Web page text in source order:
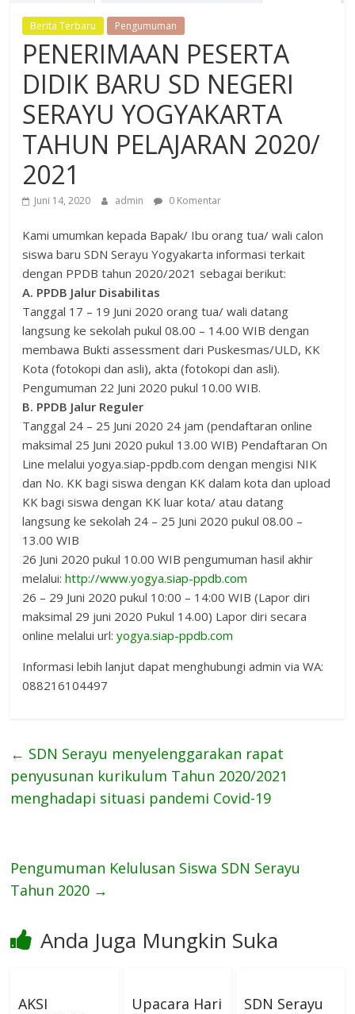
Berita Terbaru Pengumuman
PENERIMAAN PESERTA
DIDIK BARU SD NEGERI
SERAYU YOGYAKARTA
TAHUN PELAJARAN 2020/
2021
Juni 14, 2020 admin 0 Komentar
Kami umumkan kepada Bapak/ Ibu orang tua/ wali calon
siswa baru SDN Serayu Yogyakarta informasi terkait
dengan PPDB tahun 2020/2021 sebagai berikut:
A. PPDB Jalur Disabilitas
Tanggal 17 – 19 Juni 2020 orang tua/ wali datang
langsung ke sekolah pukul 08.00 – 14.00 WIB dengan
membawa Bukti assessment dari Puskesmas/ULD, KK
Kota (fotokopi dan asli), akta (fotokopi dan asli).
Pengumuman 22 Juni 2020 pukul 10.00 WIB.
B. PPDB Jalur Reguler
Tanggal 24 – 25 Juni 2020 24 jam (pendaftaran online
maksimal 25 Juni 2020 pukul 13.00 WIB) Pendaftaran On
Line melalui yogya.siap-ppdb.com dengan mengisi NIK
dan No. KK bagi siswa dengan KK dalam kota dan upload
KK bagi siswa dengan KK luar kota/ atau datang
langsung ke sekolah 24 – 25 Juni 2020 pukul 08.00 –
13.00 WIB
26 Juni 2020 pukul 10.00 WIB pengumuman hasil akhir
melalui:http://www.yogya.siap-ppdb.com
26 – 29 Juni 2020 pukul 10:00 – 14:00 WIB (Lapor diri
maksimal 29 juni 2020 Pukul 14.00) Lapor diri secara
online melalui url:yogya.siap-ppdb.com
Informasi lebih lanjut dapat menghubungi admin via WA:
088216104497
← SDN Serayu menyelenggarakan rapat
penyusunan kurikulum Tahun 2020/2021
menghadapi situasi pandemi Covid-19
Pengumuman Kelulusan Siswa SDN Serayu
Tahun 2020 →
Anda Juga Mungkin Suka
AKSI
Upacara Hari
SDN Serayu